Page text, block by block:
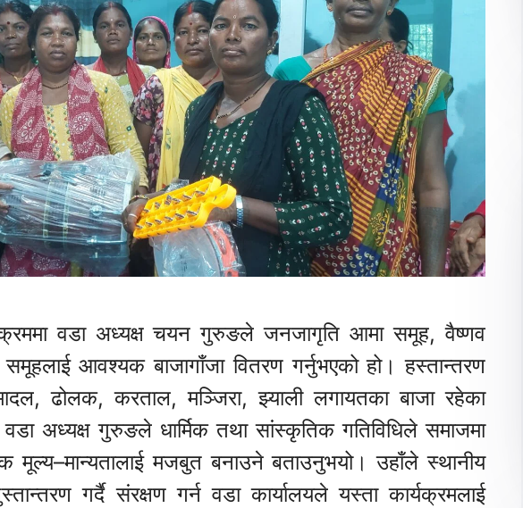
वडा अध्यक्ष चयन गुरुङले जनजागृति आमा समूह, वैष्णव
आवश्यक बाजागाँजा वितरण गर्नुभएको हो। हस्तान्तरण
मादल, ढोलक, करताल, मञ्जिरा, झ्याली लगायतका बाजा रहेका
अध्यक्ष गुरुङले धार्मिक तथा सांस्कृतिक गतिविधिले समाजमा
मूल्य–मान्यतालाई मजबुत बनाउने बताउनुभयो। उहाँले स्थानीय
गर्दै संरक्षण गर्न वडा कार्यालयले यस्ता कार्यक्रमलाई